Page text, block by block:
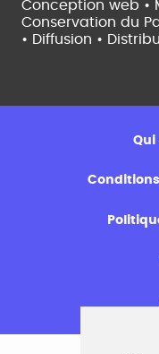
Conception web •
Conservation du
• Diffusion •
Qui